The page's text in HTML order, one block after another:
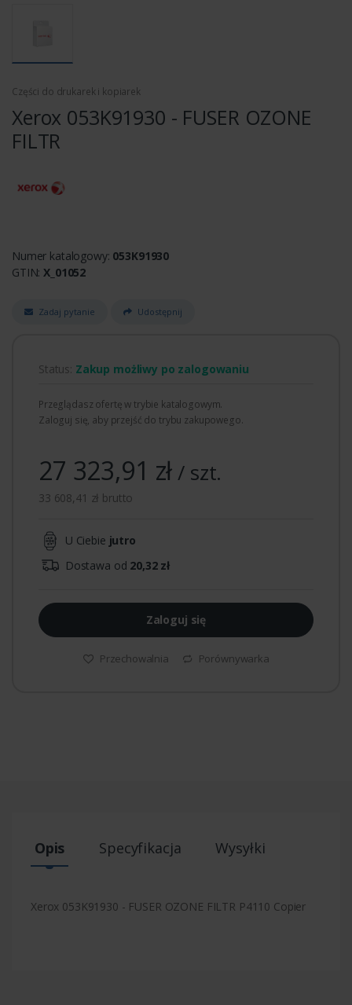
Części do drukarek i kopiarek
Xerox 053K91930 - FUSER OZONE
FILTR
Numer katalogowy: 053K91930
GTIN:X_01052
Zadaj pytanie Udostępnij
Status: Zakup możliwy po zalogowaniu
Przeglądasz ofertę w trybie katalogowym.
Zaloguj się, aby przejść do trybu zakupowego.
27 323,91 zł / szt.
33 608,41 zł brutto
U Ciebie jutro
Dostawa od 20,32 zł
Zaloguj się
Przechowalnia Porównywarka
Opis Specyfikacja Wysyłki
Xerox 053K91930 - FUSER OZONE FILTR P4110 Copier